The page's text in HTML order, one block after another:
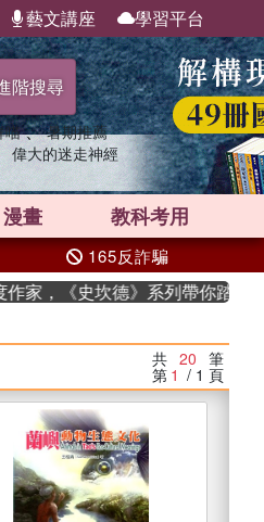
藝文講座 學習平台
階搜尋
喵 、 暑期推薦
偉大的迷走神經
漫畫 教科考用
165反詐騙
坎德》系列帶你踏上熱血奇幻旅
共 20 筆
第 1 / 1 頁